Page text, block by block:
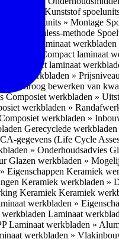
Spoelunits » Kunststof
Spoelunits » Montage
» Rimless-methode
Compact laminaat
Compact laminaat
Compact laminaat
werkbladen »
het droog bewerken van
Composiet werkbladen »
werkbladen »
werkbladen »
Gerecyclede
gegevens (Life Cycle
» Onderhoudsadvies
Glazen werkbladen »
Eigenschappen Keramiek
Keramiek werkbladen »
Keramiek Keramiek
werkbladen »
Laminaat
Laminaat werkbladen »
werkbladen »